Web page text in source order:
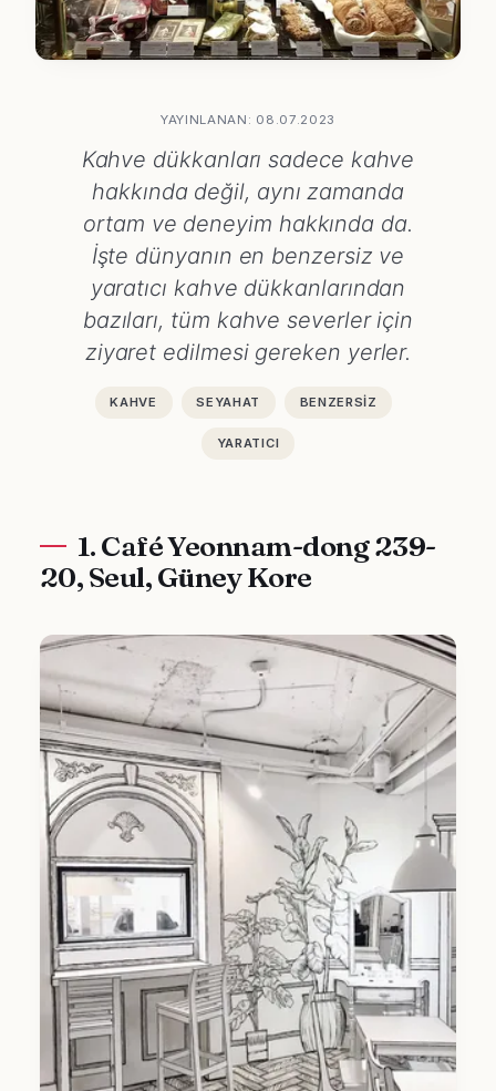
YAYINLANAN: 08.07.2023
Kahve dükkanları sadece kahve
hakkında değil, aynı zamanda
ortam ve deneyim hakkında da.
İşte dünyanın en benzersiz ve
yaratıcı kahve dükkanlarından
bazıları, tüm kahve severler için
ziyaret edilmesi gereken yerler.
KAHVE SEYAHAT BENZERSIZ
YARATICI
1. Café Yeonnam-dong 239-
20, Seul, Güney Kore